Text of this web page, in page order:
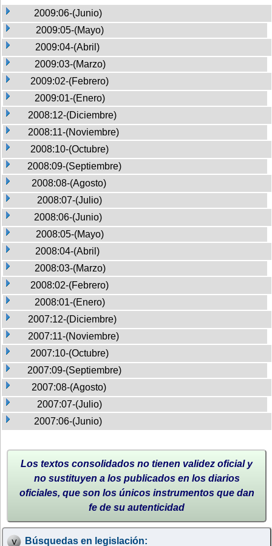
2009:06-(Junio)
2009:05-(Mayo)
2009:04-(Abril)
2009:03-(Marzo)
2009:02-(Febrero)
2009:01-(Enero)
2008:12-(Diciembre)
2008:11-(Noviembre)
2008:10-(Octubre)
2008:09-(Septiembre)
2008:08-(Agosto)
2008:07-(Julio)
2008:06-(Junio)
2008:05-(Mayo)
2008:04-(Abril)
2008:03-(Marzo)
2008:02-(Febrero)
2008:01-(Enero)
2007:12-(Diciembre)
2007:11-(Noviembre)
2007:10-(Octubre)
2007:09-(Septiembre)
2007:08-(Agosto)
2007:07-(Julio)
2007:06-(Junio)
Los textos consolidados no tienen validez oficial y
no sustituyen a los publicados en los diarios
oficiales, que son los únicos instrumentos que dan
fe de su autenticidad
Búsquedas en legislación: